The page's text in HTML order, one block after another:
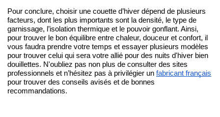
Pour conclure, choisir une couette d’hiver dépend de plusieurs
facteurs, dont les plus importants sont la densité, le type de
garnissage, l’isolation thermique et le pouvoir gonflant. Ainsi,
pour trouver le bon équilibre entre chaleur, douceur et confort, il
vous faudra prendre votre temps et essayer plusieurs modèles
pour trouver celui qui sera votre allié pour des nuits d'hiver bien
douillettes. N'oubliez pas non plus de consulter des sites
professionnels et n’hésitez pas à privilégier un fabricant français
pour trouver des conseils avisés et de bonnes
recommandations.